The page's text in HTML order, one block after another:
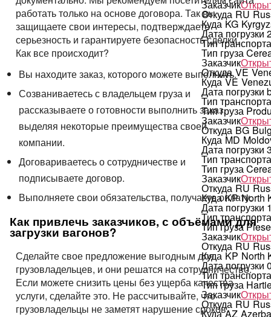
Заказчик
Откуда RU
Куда KG
Дата погрузки
Тип транспорта
Тип груза
Заказчик
Откуда VE
Куда VE
Дата погрузки
Тип транспорта
Тип груза
Заказчик
Откуда BG
Куда MD
Дата погрузки
Тип транспорта
Тип груза
Заказчик
Откуда RU
Куда KP North
Дата погрузки
Тип транспорта
Тип груза
Заказчик
Откуда RU
Куда KP North
Дата погрузки
Тип транспорта
Тип груза
Заказчик
Откуда RU
Куда AZ
работать только на основе договора. Так вы
защищаете свои интересы, подтверждаете
серьезность и гарантируете безопасность сделки.
Как все происходит?
Вы находите заказ, которого можете выполнить.
Созваниваетесь с владельцем груза и
рассказываете о готовности выполнить заказ,
выделяя некоторые преимущества своей
компании.
Договариваетесь о сотрудничестве и
подписываете договор.
Выполняете свои обязательства, получаете оплату.
Как привлечь заказчиков, с объёмами для
загрузки вагонов?
Сделайте свое предложение выгодным для
грузовладельцев, и они решатся на сотрудничество.
Если можете снизить цены без ущерба качества
услуги, сделайте это. Не рассчитывайте, что
грузовладельцы не заметят нарушение сроков